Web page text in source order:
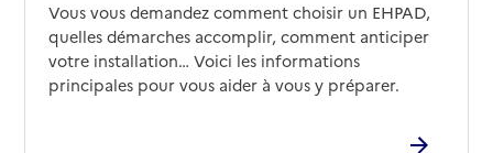
Vous vous demandez comment choisir un EHPAD,
quelles démarches accomplir, comment anticiper
votre installation… Voici les informations
principales pour vous aider à vous y préparer.